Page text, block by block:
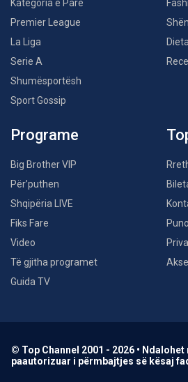
Kategoria e Parë
Premier League
La Liga
Serie A
Shumësportësh
Sport Gossip
Programe
Big Brother VIP
Për’puthen
Shqipëria LIVE
Fiks Fare
Video
Të gjitha programet
Guida TV
© Top Channel 2001 - 2026 •
paautorizuar i përmbajtjes së kësaj